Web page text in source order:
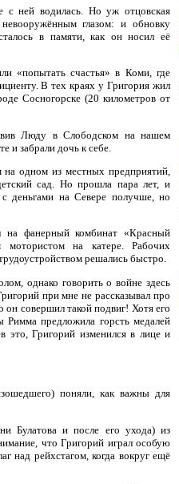
с ней водилась. Но уж отцовская
глазом: и обновку
в памяти, как он носил её
«попытать счастья» в Коми, где
В тех краях у Григория жил
Сосногорске (20 километров от
Люду в Слободском на нашем
и забрали дочь к себе.
на одном из местных предприятий,
сад. Но прошла пара лет, и
деньгами на Севере получше, но
на фанерный комбинат «Красный
мотористом на катере. Рабочих
решались быстро.
однако говорить о войне здесь
при мне не рассказывал про
совершил такой подвиг! Хотя его
предложила горсть медалей
это, Григорий изменился в лице и
поняли, как важны для
Булатова и после его ухода) из
что Григорий играл особую
над рейхстагом, когда вокруг ещё